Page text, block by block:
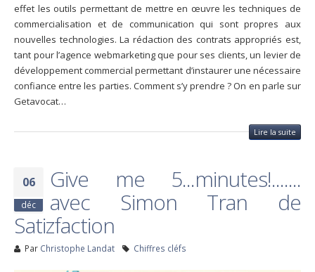
effet les outils permettant de mettre en œuvre les techniques de
commercialisation et de communication qui sont propres aux
nouvelles technologies. La rédaction des contrats appropriés est,
tant pour l’agence webmarketing que pour ses clients, un levier de
développement commercial permettant d’instaurer une nécessaire
confiance entre les parties. Comment s’y prendre ? On en parle sur
Getavocat…
Lire la suite
06
déc
Give me 5...minutes!.......
avec Simon Tran de
Satizfaction
Par Christophe Landat Chiffres cléfs